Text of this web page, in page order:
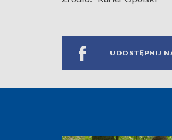
UDOSTĘPNIJ